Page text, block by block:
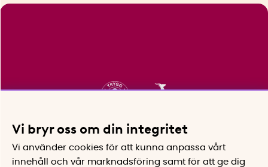
Vi bryr oss om din integritet
Vi använder cookies för att kunna anpassa vårt
innehåll och vår marknadsföring samt för att ge dig